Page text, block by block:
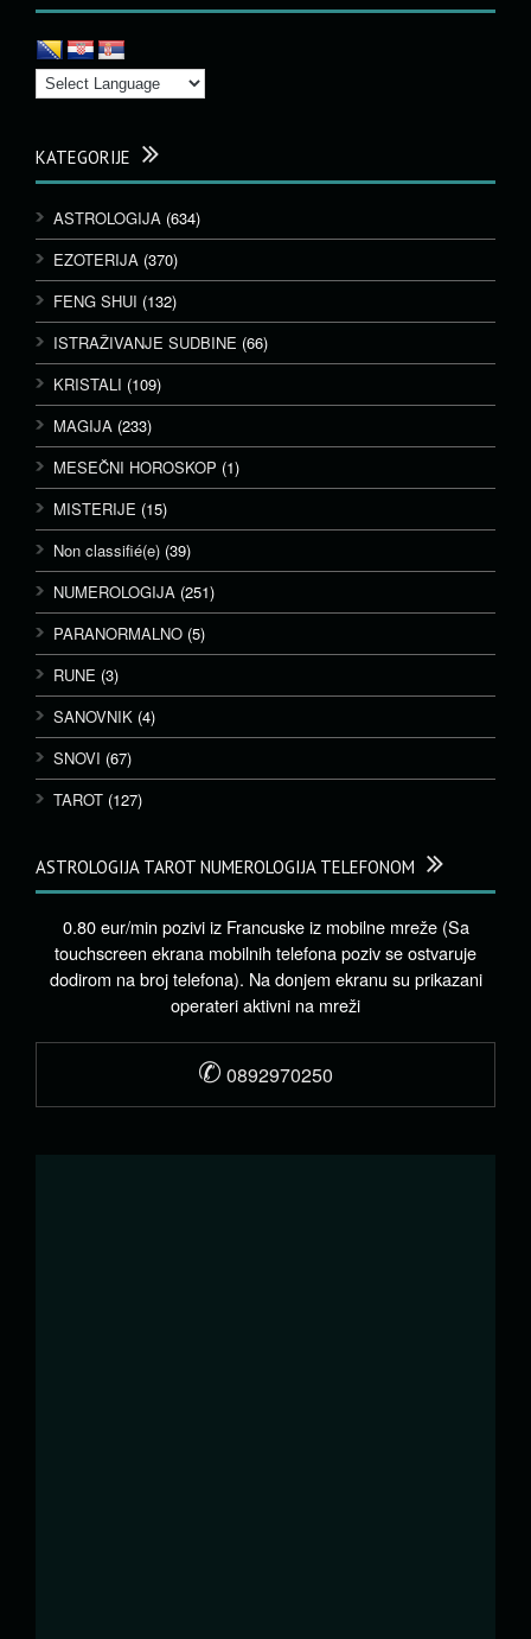
KATEGORIJE
ASTROLOGIJA (634)
EZOTERIJA (370)
FENG SHUI (132)
ISTRAŽIVANJE SUDBINE (66)
KRISTALI (109)
MAGIJA (233)
MESEČNI HOROSKOP (1)
MISTERIJE (15)
Non classifié(e) (39)
NUMEROLOGIJA (251)
PARANORMALNO (5)
RUNE (3)
SANOVNIK (4)
SNOVI (67)
TAROT (127)
ASTROLOGIJA TAROT NUMEROLOGIJA TELEFONOM
0.80 eur/min pozivi iz Francuske iz mobilne mreže (Sa
touchscreen ekrana mobilnih telefona poziv se ostvaruje
dodirom na broj telefona). Na donjem ekranu su prikazani
operateri aktivni na mreži
✆ 0892970250